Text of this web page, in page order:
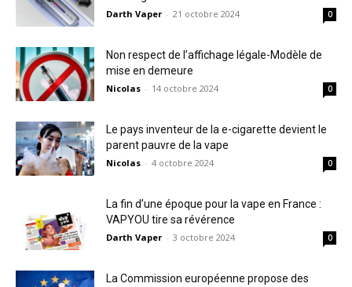
Darth Vaper - 21 octobre 2024 0
Non respect de l’affichage légale-Modèle de
mise en demeure
Nicolas - 14 octobre 2024 0
Le pays inventeur de la e-cigarette devient le
parent pauvre de la vape
Nicolas - 4 octobre 2024 0
La fin d’une époque pour la vape en France :
VAPYOU tire sa révérence
Darth Vaper - 3 octobre 2024 0
La Commission européenne propose des